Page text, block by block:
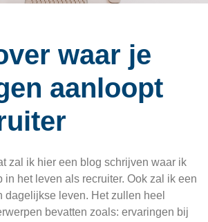
Contact
waar je
aanloopt
zal ik hier een blog schrijven waar ik
in het leven als recruiter. Ook zal ik een
dagelijkse leven. Het zullen heel
bevatten zoals: ervaringen bij